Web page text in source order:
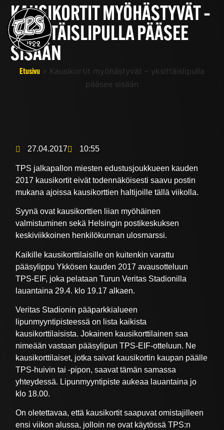
KAUSIKORTIT MYÖHÄSTYVÄT –
YKSITTÄISLIPULLA PÄÄSEE
SISÄÄN
Etusivu » Kausikortit myöhästyvät – yksittäislipulla
pääsee sisään
27.04.2017 10:55
TPS jalkapallon miesten edustusjoukkueen kauden
2017 kausikortit eivät todennäköisesti saavu postin
mukana ajoissa kausikorttien haltijoille tällä viikolla.
Syynä ovat kausikorttien liian myöhäinen
valmistuminen sekä Helsingin postikeskuksen
keskiviikkoinen henkilökunnan ulosmarssi.
Kaikille kausikorttilaisille on kuitenkin varattu
pääsylippu Ykkösen kauden 2017 avausotteluun
TPS-EIF, joka pelataan Turun Veritas Stadionilla
lauantaina 29.4. klo 19.17 alkaen.
Veritas Stadionin pääparkkialueen
lipunmyyntipisteessä on lista kaikista
kausikorttilaisista. Jokainen kausikorttilainen saa
nimeään vastaan pääsylipun TPS-EIF-otteluun. Ne
kausikorttilaiset, jotka saivat kausikortin kaupan päälle
TPS-huivin tai -pipon, saavat tämän samassa
yhteydessä. Lipunmyyntipiste aukeaa lauantaina jo
klo 18.00.
On oletettavaa, että kausikortit saapuvat omistajilleen
ensi viikon alussa, jolloin ne ovat käytössä TPS:n